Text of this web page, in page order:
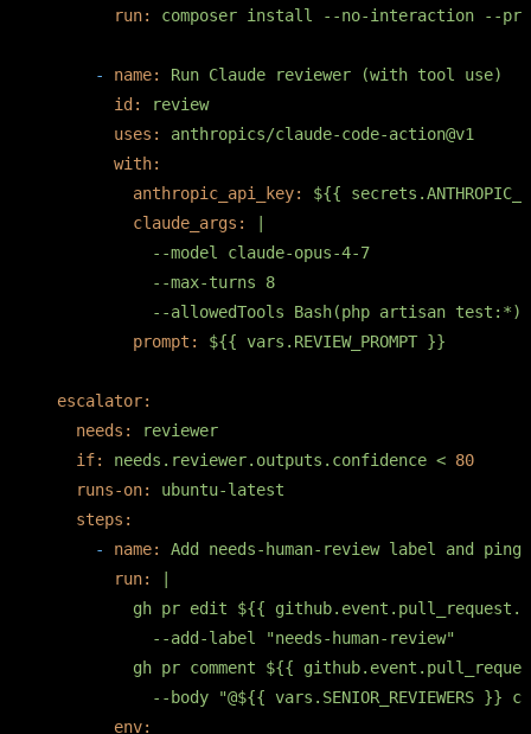
run:
composer install --no-interaction --
- name: Run Claude reviewer (with tool
use)
id:
review
uses:
anthropics/claude-code-action@v1
with:
anthropic_api_key:
${{
claude_args:
            --model claude-opus-4-7
            --max-turns 8
prompt: ${{ vars.REVIEW_PROMPT }}
escalator:
needs:
reviewer
if:
needs.reviewer.outputs.confidence < 80
runs-on:
ubuntu-latest
steps:
-
name: Add needs-human-review label and
ping
run:
gh pr edit ${{
            --add-label "needs-human-review"
gh pr comment ${{
env: